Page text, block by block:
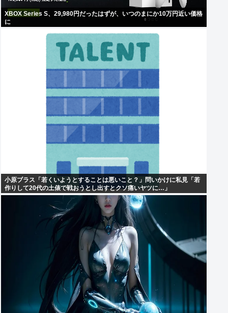
XBOX Series S、29,980円だったはずが、いつのまにか10万円近い価格
に
小原ブラス「若くいようとすることは悪いこと？」問いかけに私見「若
作りして20代の土俵で戦おうとし出すとクソ痛いヤツに…」